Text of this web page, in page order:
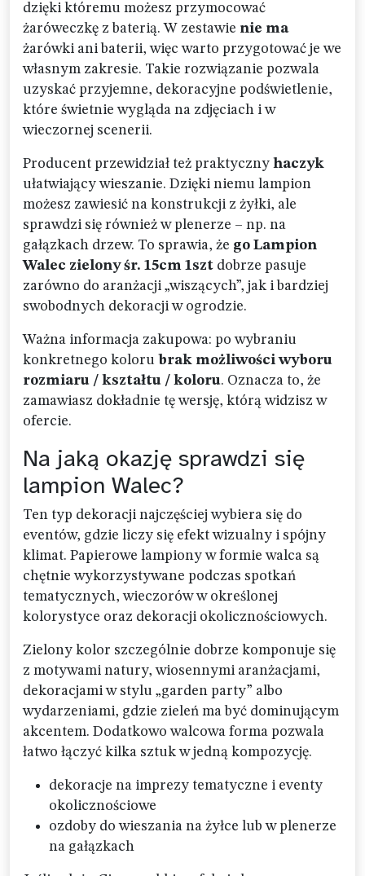
dzięki któremu możesz przymocować
żaróweczkę z baterią. W zestawie nie ma
żarówki ani baterii, więc warto przygotować je we
własnym zakresie. Takie rozwiązanie pozwala
uzyskać przyjemne, dekoracyjne podświetlenie,
które świetnie wygląda na zdjęciach i w
wieczornej scenerii.
Producent przewidział też praktyczny haczyk
ułatwiający wieszanie. Dzięki niemu lampion
możesz zawiesić na konstrukcji z żyłki, ale
sprawdzi się również w plenerze – np. na
gałązkach drzew. To sprawia, że go Lampion
Walec zielony śr. 15cm 1szt dobrze pasuje
zarówno do aranżacji „wiszących”, jak i bardziej
swobodnych dekoracji w ogrodzie.
Ważna informacja zakupowa: po wybraniu
konkretnego koloru brak możliwości wyboru
rozmiaru / kształtu / koloru. Oznacza to, że
zamawiasz dokładnie tę wersję, którą widzisz w
ofercie.
Na jaką okazję sprawdzi się
lampion Walec?
Ten typ dekoracji najczęściej wybiera się do
eventów, gdzie liczy się efekt wizualny i spójny
klimat. Papierowe lampiony w formie walca są
chętnie wykorzystywane podczas spotkań
tematycznych, wieczorów w określonej
kolorystyce oraz dekoracji okolicznościowych.
Zielony kolor szczególnie dobrze komponuje się
z motywami natury, wiosennymi aranżacjami,
dekoracjami w stylu „garden party” albo
wydarzeniami, gdzie zieleń ma być dominującym
akcentem. Dodatkowo walcowa forma pozwala
łatwo łączyć kilka sztuk w jedną kompozycję.
dekoracje na imprezy tematyczne i eventy
okolicznościowe
ozdoby do wieszania na żyłce lub w plenerze
na gałązkach